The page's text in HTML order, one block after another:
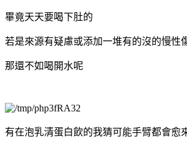
畢竟天天要喝下肚的
若是來源有疑慮或添加一堆有的沒的慢性
那還不如喝開水呢
有在泡乳清蛋白飲的我猜可能手臂都會愈